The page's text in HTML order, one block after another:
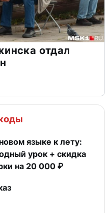
отдал
языке к лету:
урок + скидка
на 20 000 ₽